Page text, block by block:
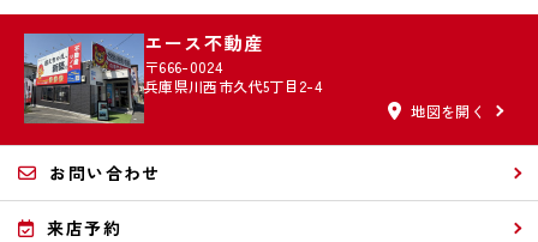
エース不動産
〒666-0024
兵庫県川西市久代5丁目2-4
地図を開く
お問い合わせ
来店予約